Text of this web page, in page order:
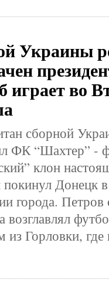
Украины
во
сборной
ФК “Шахтер” -
клон
Донецк
города. Петров
возглавлял
из Горловки,